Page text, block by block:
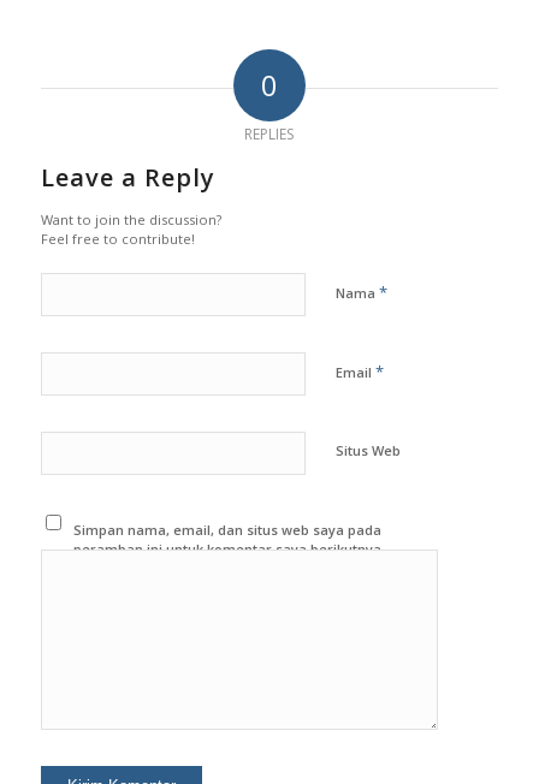
0
REPLIES
Leave a Reply
Want to join the discussion?
Feel free to contribute!
Nama *
Email *
Situs Web
Simpan nama, email, dan situs web saya pada
peramban ini untuk komentar saya berikutnya.